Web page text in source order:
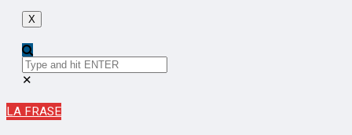
X
✕
LA FRASE